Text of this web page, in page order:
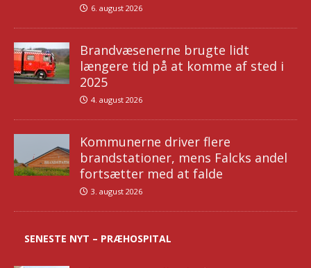
6. august 2026
Brandvæsenerne brugte lidt
længere tid på at komme af sted i
2025
4. august 2026
Kommunerne driver flere
brandstationer, mens Falcks andel
fortsætter med at falde
3. august 2026
SENESTE NYT – PRÆHOSPITAL